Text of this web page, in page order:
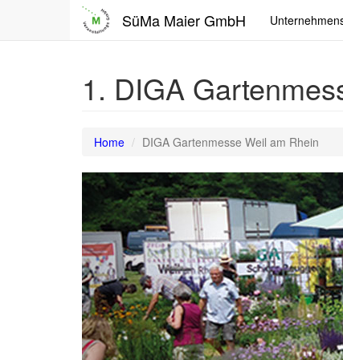
SüMa Maier GmbH
1. DIGA
Home DIGA Gartenmesse Weil am Rhein